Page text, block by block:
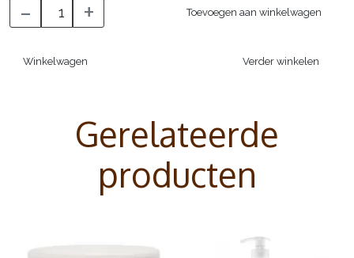
- + Toevoegen aan winkelwagen
Winkelwagen Verder winkelen
Gerelateerde
producten